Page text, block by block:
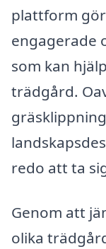
plattform
engagerade
som kan
trädgård.
redo att ta
Genom att
olika